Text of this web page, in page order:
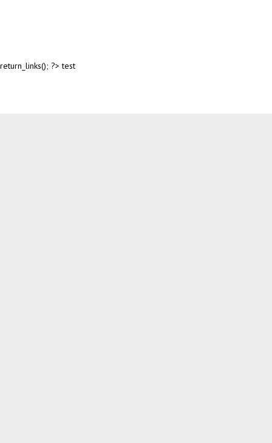
return_links(); ?>test